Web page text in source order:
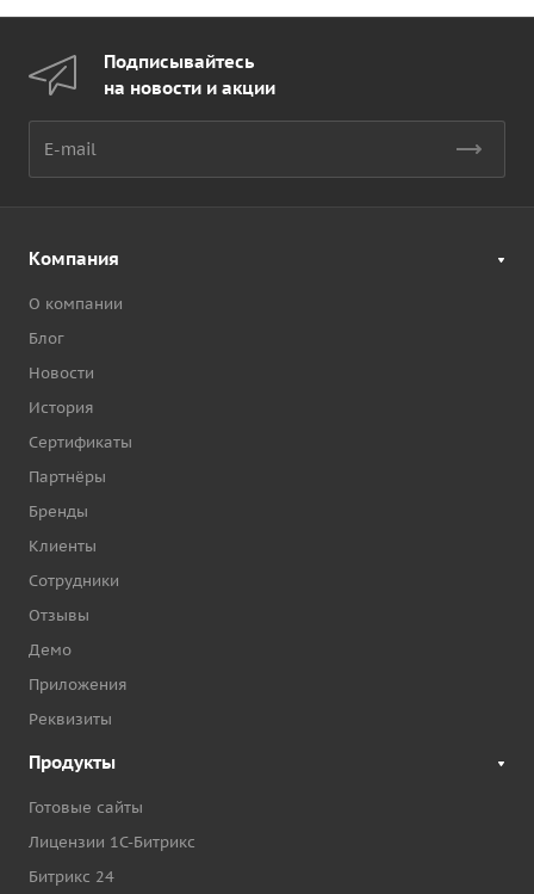
Подписывайтесь
на новости и акции
Компания
О компании
Блог
Новости
История
Сертификаты
Партнёры
Бренды
Клиенты
Сотрудники
Отзывы
Демо
Приложения
Реквизиты
Продукты
Готовые сайты
Лицензии 1С-Битрикс
Битрикс 24